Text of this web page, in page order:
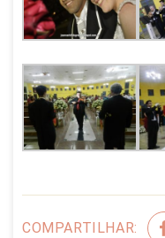
COMPARTILHAR: